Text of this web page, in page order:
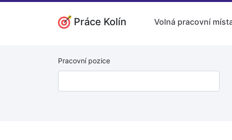
Práce Kolín Volná pracovní
Pracovní pozice